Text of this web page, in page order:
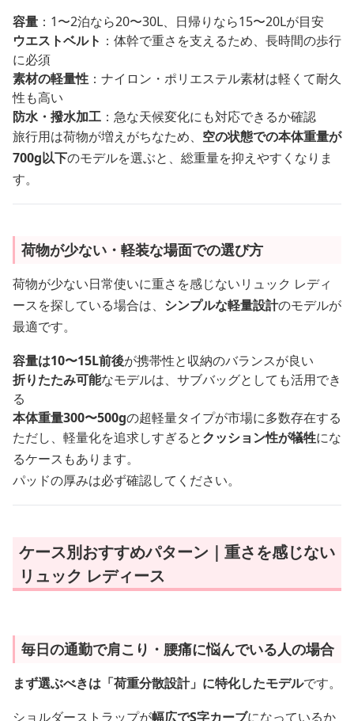
容量 ：1〜2泊なら20〜30L、日帰りなら15〜20Lが目安
ウエストベルト ：体幹で重さを支えるため、長時間の歩行
に必須
素材の軽量性 ：ナイロン・ポリエステル素材は軽くて耐久
性も高い
防水・撥水加工 ：急な天候変化にも対応できるか確認
旅行用は荷物が増えがちなため、 空の状態での本体重量が
700g以下のモデルを選ぶと、総重量を抑えやすくなりま
す。
荷物が少ない・軽装な場面での選び方
荷物が少ない日常使いに重さを感じないリュック レディ
ースを探している場合は、 シンプルな軽量設計のモデルが
最適です。
容量は10〜15L前後が携帯性と収納のバランスが良い
折りたたみ可能なモデルは、サブバッグとしても活用でき
る
本体重量300〜500gの超軽量タイプが市場に多数存在する
ただし、軽量化を追求しすぎるとクッション性が犠牲にな
るケースもあります。
パッドの厚みは必ず確認してください。
ケース別おすすめパターン｜重さを感じない
リュック レディース
毎日の通勤で肩こり・腰痛に悩んでいる人の場合
まず選ぶべきは「荷重分散設計」に特化したモデルです。
ショルダーストラップが幅広でS字カーブになっているか